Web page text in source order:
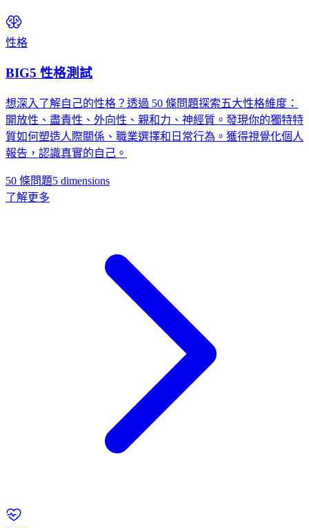
性格
BIG5 性格測試
想深入了解自己的性格？透過 50 條問題探索五大性格維度：
開放性、盡責性、外向性、親和力、神經質。發現你的獨特特
質如何塑造人際關係、職業選擇和日常行為。獲得視覺化個人
報告，認識真實的自己。
50 條問題5 dimensions
了解更多